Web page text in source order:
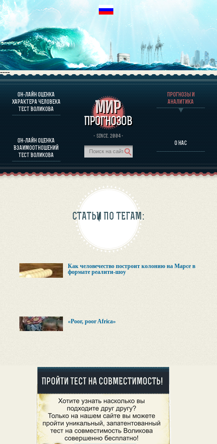
----
ОН-ЛАЙН ОЦЕНКА
ХАРАКТЕРА ЧЕЛОВЕКА
ТЕСТ ВОЛИКОВА
ОН-ЛАЙН ОЦЕНКА
ВЗАИМООТНОШЕНИЙ
ТЕСТ ВОЛИКОВА
· SINCE. 2004 ·
ПРОГНОЗЫ И
АНАЛИТИКА
О НАС
О ПРОГРАММЕ
ОЦЕНКА ХАРАКТЕРA ЧЕЛОВЕКА
ОЦЕНКА ХАРАКТЕРА ВЫДАЮЩИХСЯ ЛИЧНОСТЕЙ
О ПРОГРАММЕ
ПРОГНОЗЫ И АНАЛИТИКА
СТАТЬИ ПО ТЕГАМ:
Как человечество построит колонию на Марсе в
формате реалити-шоу
«Poor, poor Africa»